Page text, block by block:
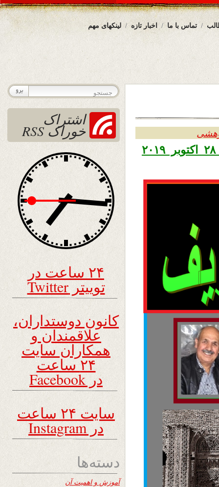
لینکهای مهم اخبار تازه تماس با ما
تاریخ نشر دوشنبه ششم عقرب ۱۳۹۸ – ۲۸ اکتوبر ۲۰۱۹
اشتراک
خوراک RSS
۲۴ ساعت در
توییتر Twitter
کانون دوستداران،
علاقمندان و
همکاران سایت
۲۴ ساعت
در Facebook
سایت ۲۴ ساعت
در Instagram
دسته‌ها
آموزش و اهمیت آن